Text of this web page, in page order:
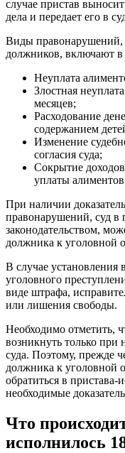
случае пристав
дела и передает его в
Виды правонарушений,
должников, включают в
Неуплата
Злостная
месяцев;
Расходование
содержанием
Изменение
согласия суда;
Сокрытие
уплаты
При наличии
правонарушений, суд в
законодательством,
должника к уголовной
В случае
уголовного
виде штрафа,
или лишения свободы.
Необходимо отметить,
возникнуть только при
суда. Поэтому, прежде
должника к уголовной
обратиться в пристава-
необходимые
Что
исполнилось